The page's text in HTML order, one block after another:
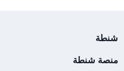
شنطة
منصة شنطة